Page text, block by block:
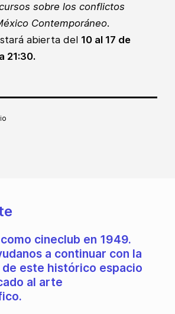
sobre los conflictos
Contemporáneo.
abierta del 10 al 17 de
21:30.
cineclub en 1949.
a continuar con la
este histórico espacio
al arte